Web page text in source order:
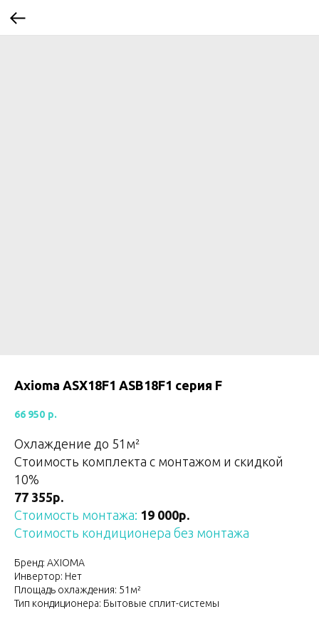
Axioma ASX18F1 ASB18F1 серия F
66 950 р.
Охлаждение до 51м²
Стоимость комплекта с монтажом и скидкой
10%
77 355р.
Стоимость монтажа: 19 000р.
Стоимость кондиционера без монтажа
Бренд: AXIOMA
Инвертор: Нет
Площадь охлаждения: 51м²
Тип кондиционера: Бытовые сплит-системы